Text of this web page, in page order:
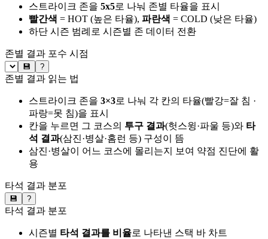
스트라이크 존을 5x5로 나눠 존별 타율을 표시
빨간색 = HOT (높은 타율), 파란색 = COLD (낮은 타율)
하단 시즌 범례로 시즌별 존 데이터 전환
존별 결과 포수 시점
💾 ?
존별 결과 읽는 법
스트라이크 존을 3×3로 나눠 각 칸의 타율(빨강=잘 침 ·
파랑=못 침)을 표시
칸을 누르면 그 코스의 투구 결과(헛스윙·파울 등)와 타
석 결과(삼진·병살·홈런 등) 구성이 뜸
삼진·병살이 어느 코스에 몰리는지 보여 약점 진단에 활
용
타석 결과 분포
💾 ?
타석 결과 분포
시즌별 타석 결과를 비율로 나타낸 스택 바 차트